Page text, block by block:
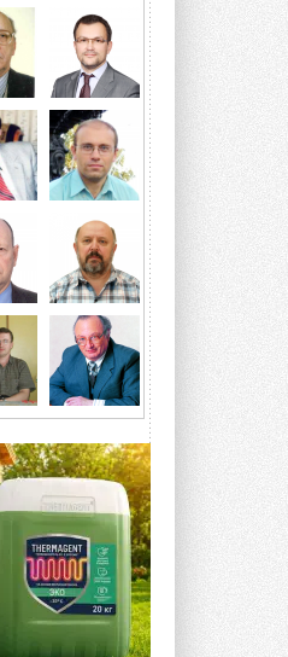
технологии ...
от аварий
влияние
и снеговых ...
насос PV/T
...
форум
Форум
участников ...
представила
насосов
R290
All-In-One